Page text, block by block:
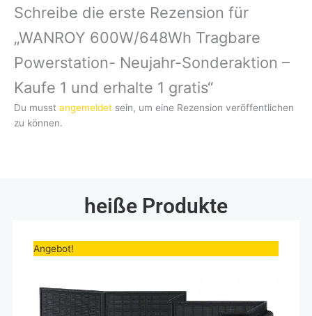
Schreibe die erste Rezension für
„WANROY 600W/648Wh Tragbare
Powerstation- Neujahr-Sonderaktion –
Kaufe 1 und erhalte 1 gratis“
Du musst angemeldet sein, um eine Rezension veröffentlichen
zu können.
heiße Produkte
Angebot!Preis
Preis